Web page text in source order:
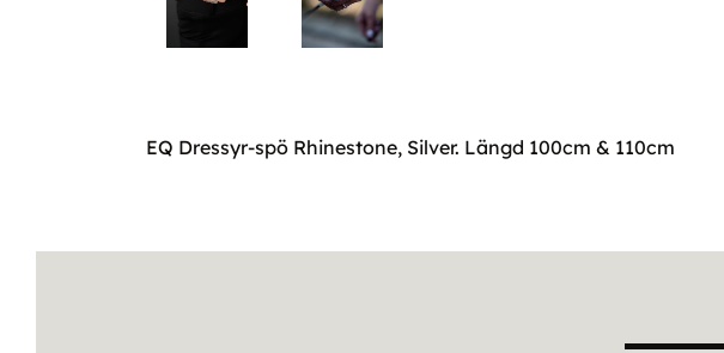
EQ Dressyr-spö Rhinestone, Silver. Längd 100cm & 110cm